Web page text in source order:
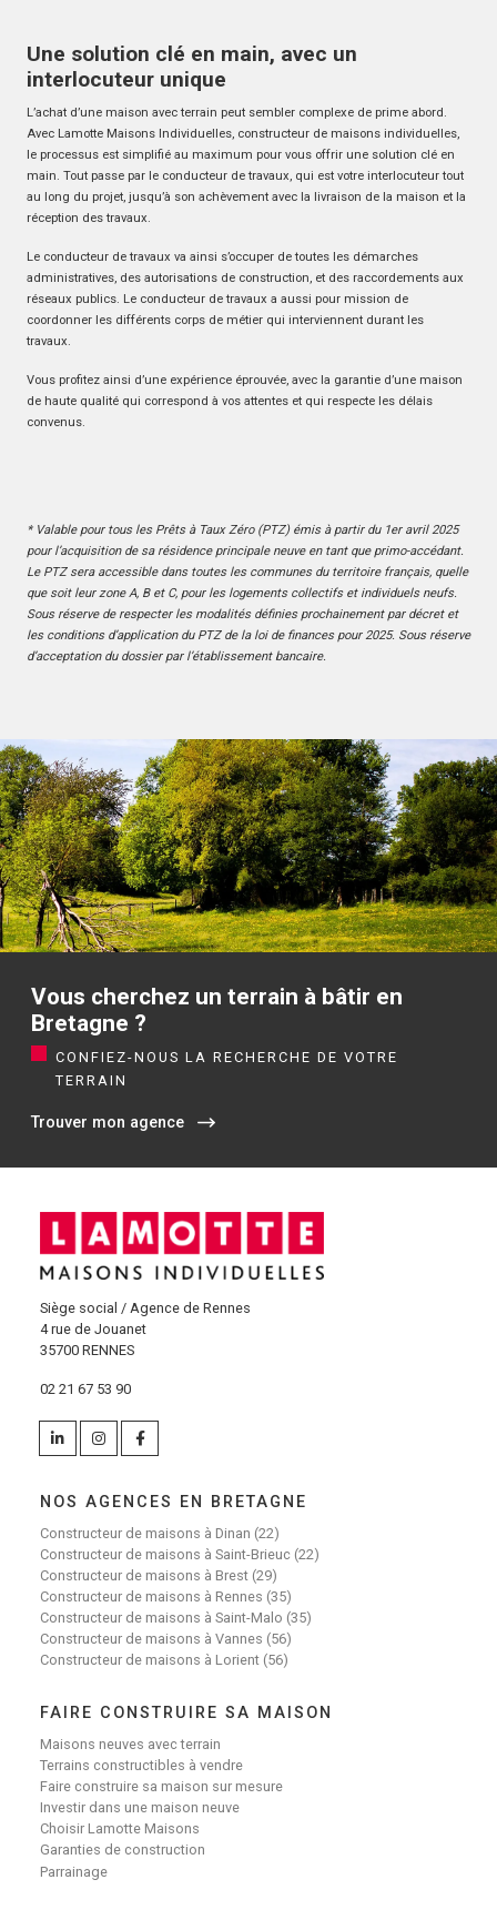
Une solution clé en main, avec un
interlocuteur unique
L’achat d’une maison avec terrain peut sembler complexe de prime abord.
Avec Lamotte Maisons Individuelles, constructeur de maisons individuelles,
le processus est simplifié au maximum pour vous offrir une solution clé en
main. Tout passe par le conducteur de travaux, qui est votre interlocuteur tout
au long du projet, jusqu’à son achèvement avec la livraison de la maison et la
réception des travaux.
Le conducteur de travaux va ainsi s’occuper de toutes les démarches
administratives, des autorisations de construction, et des raccordements aux
réseaux publics. Le conducteur de travaux a aussi pour mission de
coordonner les différents corps de métier qui interviennent durant les
travaux.
Vous profitez ainsi d’une expérience éprouvée, avec la garantie d’une maison
de haute qualité qui correspond à vos attentes et qui respecte les délais
convenus.
* Valable pour tous les Prêts à Taux Zéro (PTZ) émis à partir du 1er avril 2025
pour l’acquisition de sa résidence principale neuve en tant que primo-accédant.
Le PTZ sera accessible dans toutes les communes du territoire français, quelle
que soit leur zone A, B et C, pour les logements collectifs et individuels neufs.
Sous réserve de respecter les modalités définies prochainement par décret et
les conditions d’application du PTZ de la loi de finances pour 2025. Sous réserve
d’acceptation du dossier par l’établissement bancaire.
Vous cherchez un terrain à bâtir en
Bretagne ?
CONFIEZ-NOUS LA RECHERCHE DE VOTRE
TERRAIN
Trouver mon agence
Siège social / Agence de Rennes
4 rue de Jouanet
35700 RENNES
02 21 67 53 90
NOS AGENCES EN BRETAGNE
Constructeur de maisons à Dinan (22)
Constructeur de maisons à Saint-Brieuc (22)
Constructeur de maisons à Brest (29)
Constructeur de maisons à Rennes (35)
Constructeur de maisons à Saint-Malo (35)
Constructeur de maisons à Vannes (56)
Constructeur de maisons à Lorient (56)
FAIRE CONSTRUIRE SA MAISON
Maisons neuves avec terrain
Terrains constructibles à vendre
Faire construire sa maison sur mesure
Investir dans une maison neuve
Choisir Lamotte Maisons
Garanties de construction
Parrainage